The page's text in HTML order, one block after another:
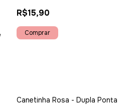
R$15,90
Canetinha Rosa - Dupla Ponta